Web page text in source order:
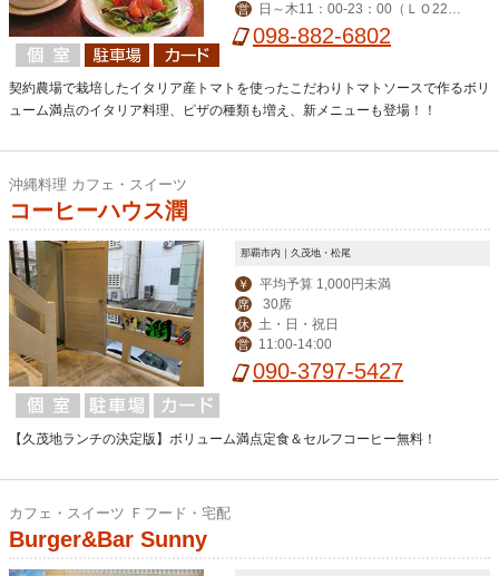
営
日～木11：00-23：00（ＬＯ22：
30） 金・土（LO-23：30）
098-882-6802
契約農場で栽培したイタリア産トマトを使ったこだわりトマトソースで作るボリ
ューム満点のイタリア料理、ピザの種類も増え、新メニューも登場！！
沖縄料理 カフェ・スイーツ
コーヒーハウス潤
那覇市内｜久茂地・松尾
￥ 平均予算 1,000円未満
席 30席
休 土・日・祝日
営 11:00-14:00
090-3797-5427
【久茂地ランチの決定版】ボリューム満点定食＆セルフコーヒー無料！
カフェ・スイーツ Ｆフード・宅配
Burger&Bar Sunny